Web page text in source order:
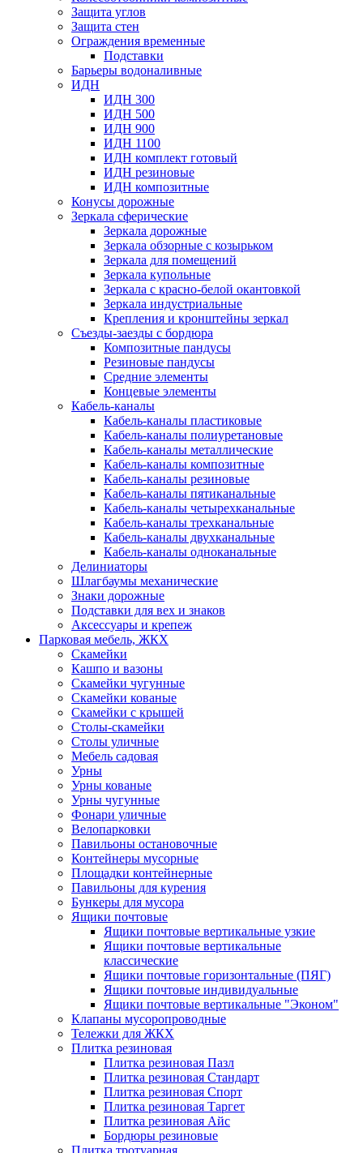
Защита углов
Защита стен
Ограждения временные
Подставки
Барьеры водоналивные
ИДН
ИДН 300
ИДН 500
ИДН 900
ИДН 1100
ИДН комплект готовый
ИДН резиновые
ИДН композитные
Конусы дорожные
Зеркала сферические
Зеркала дорожные
Зеркала обзорные с козырьком
Зеркала для помещений
Зеркала купольные
Зеркала с красно-белой окантовкой
Зеркала индустриальные
Крепления и кронштейны зеркал
Съезды-заезды с бордюра
Композитные пандусы
Резиновые пандусы
Средние элементы
Концевые элементы
Кабель-каналы
Кабель-каналы пластиковые
Кабель-каналы полиуретановые
Кабель-каналы металлические
Кабель-каналы композитные
Кабель-каналы резиновые
Кабель-каналы пятиканальные
Кабель-каналы четырехканальные
Кабель-каналы трехканальные
Кабель-каналы двухканальные
Кабель-каналы одноканальные
Делиниаторы
Шлагбаумы механические
Знаки дорожные
Подставки для вех и знаков
Аксессуары и крепеж
Парковая мебель, ЖКХ
Скамейки
Кашпо и вазоны
Скамейки чугунные
Скамейки кованые
Скамейки с крышей
Столы-скамейки
Столы уличные
Мебель садовая
Урны
Урны кованые
Урны чугунные
Фонари уличные
Велопарковки
Павильоны остановочные
Контейнеры мусорные
Площадки контейнерные
Павильоны для курения
Бункеры для мусора
Ящики почтовые
Ящики почтовые вертикальные узкие
Ящики почтовые вертикальные
классические
Ящики почтовые горизонтальные (ПЯГ)
Ящики почтовые индивидуальные
Ящики почтовые вертикальные "Эконом"
Клапаны мусоропроводные
Тележки для ЖКХ
Плитка резиновая
Плитка резиновая Пазл
Плитка резиновая Стандарт
Плитка резиновая Спорт
Плитка резиновая Таргет
Плитка резиновая Айс
Бордюры резиновые
Плитка тротуарная